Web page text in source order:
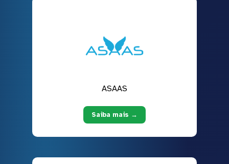
ASAAS
Saiba mais →